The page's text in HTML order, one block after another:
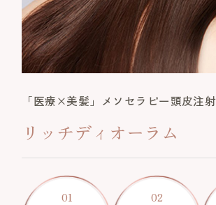
「医療×美髪」メソセラピー頭皮注射
リッチディオーラム
01
02